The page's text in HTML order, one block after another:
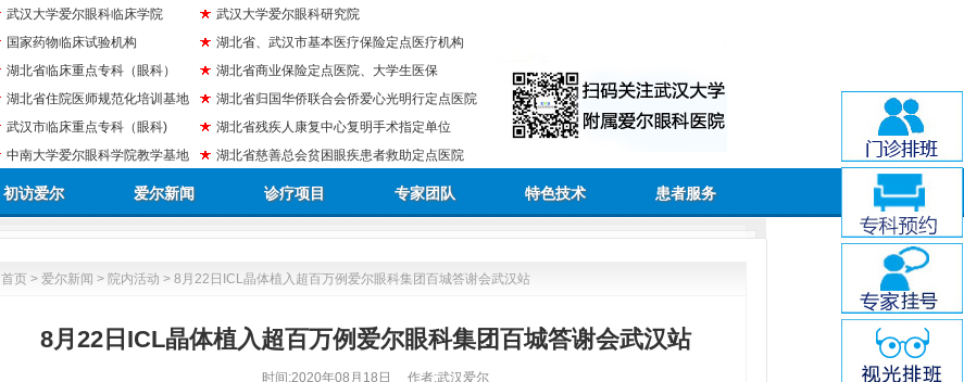
武汉大学爱尔眼科临床学院
国家药物临床试验机构
湖北省临床重点专科（眼科）
湖北省住院医师规范化培训基地
武汉市临床重点专科（眼科)
中南大学爱尔眼科学院教学基地
武汉大学爱尔眼科研究院
湖北省、武汉市基本医疗保险定点医疗机构
湖北省商业保险定点医院、大学生医保
湖北省归国华侨联合会侨爱心光明行定点医院
湖北省残疾人康复中心复明手术指定单位
湖北省慈善总会贫困眼疾患者救助定点医院
初访爱尔 爱尔新闻 诊疗项目 专家团队 特色技术 患者服务
首页 > 爱尔新闻 > 院内活动 > 8月22日ICL晶体植入超百万例爱尔眼科集团百城答谢会武汉站
8月22日ICL晶体植入超百万例爱尔眼科集团百城答谢会武汉站
时间:2020年08月18日
作者:武汉爱尔